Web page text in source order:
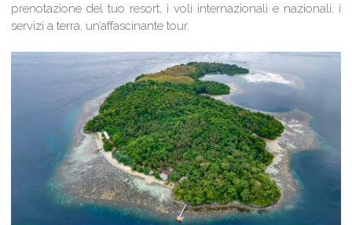
prenotazione del tuo resort, i voli internazionali e nazionali, i
servizi a terra, un’affascinante tour.